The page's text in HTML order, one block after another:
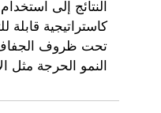
كاستراتيجية قابلة
تحت ظروف
النمو الحرجة مثل